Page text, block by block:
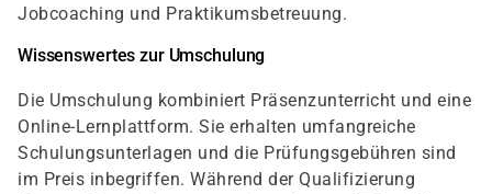
Jobcoaching und Praktikumsbetreuung.
Wissenswertes zur Umschulung
Die Umschulung kombiniert Präsenzunterricht und eine
Online-Lernplattform. Sie erhalten umfangreiche
Schulungsunterlagen und die Prüfungsgebühren sind
im Preis inbegriffen. Während der Qualifizierung